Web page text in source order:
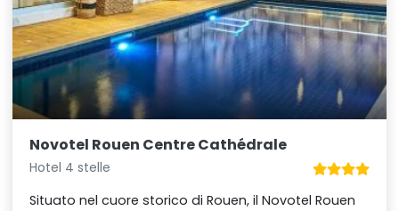
Novotel Rouen Centre Cathédrale
Hotel 4 stelle
Situato nel cuore storico di Rouen, il Novotel Rouen